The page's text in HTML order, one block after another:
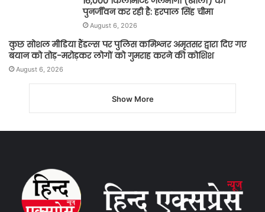
पुनर्जीवन कर रही है: हरपाल सिंह चीमा
August 6, 2026
कुछ सोशल मीडिया हैंडल्स पर पुलिस कमिश्नर अमृतसर द्वारा दिए गए
बयान को तोड़-मरोड़कर लोगों को गुमराह करने की कोशिश
August 6, 2026
Show More